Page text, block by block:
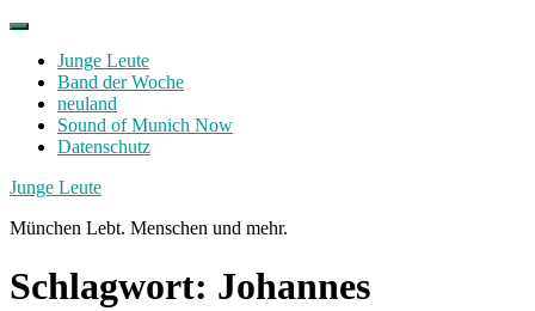
Skip
contentJunge Leute
Band der Woche
neuland
Sound of Munich Now
Datenschutz
Facebook
Twitter
Instagram
Junge Leute
München Lebt. Menschen und mehr.
Schlagwort: Johannes